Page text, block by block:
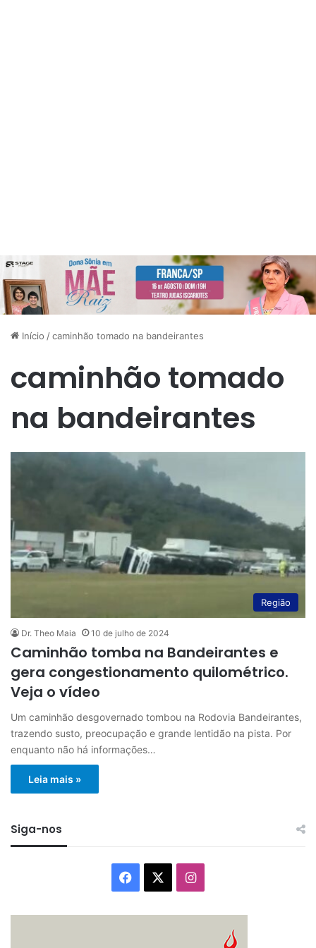
Início /caminhão tomado na bandeirantes
caminhão tomado
na bandeirantes
Região
Dr. Theo Maia 10 de julho de 2024
Caminhão tomba na Bandeirantes e
gera congestionamento quilométrico.
Veja o vídeo
Um caminhão desgovernado tombou na Rodovia Bandeirantes,
trazendo susto, preocupação e grande lentidão na pista. Por
enquanto não há informações…
Leia mais »
Siga-nos
Facebook Instagram